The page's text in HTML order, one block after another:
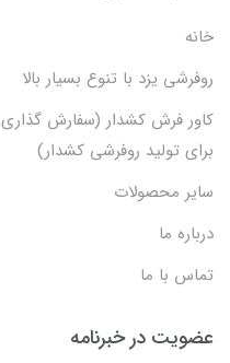
خانه
روفرشی یزد با تنوع بسیار بالا
کاور فرش کشدار (سفارش گذاری
برای تولید روفرشی کشدار)
سایر محصولات
درباره ما
تماس با ما
عضویت در خبرنامه